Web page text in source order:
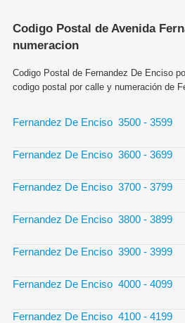
Codigo Postal de Avenida
numeracion
Codigo Postal de Fernandez De Enciso
codigo postal por calle y numeración de
Fernandez De Enciso 3500 - 3599
Fernandez De Enciso 3600 - 3699
Fernandez De Enciso 3700 - 3799
Fernandez De Enciso 3800 - 3899
Fernandez De Enciso 3900 - 3999
Fernandez De Enciso 4000 - 4099
Fernandez De Enciso 4100 - 4199